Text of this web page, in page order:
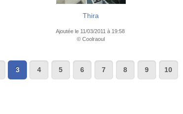
Thira
Ajoutée le 11/03/2011 à 19:58
© Coolraoul
3 4 5 6 7 8 9 10